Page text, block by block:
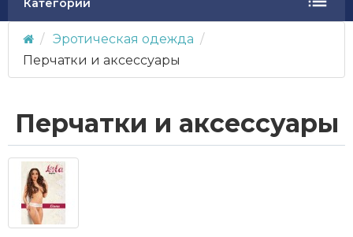
Категории
Эротическая одежда
Перчатки и аксессуары
Перчатки и аксессуары